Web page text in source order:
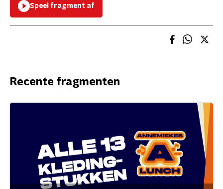
Speel fragment af
Recente fragmenten